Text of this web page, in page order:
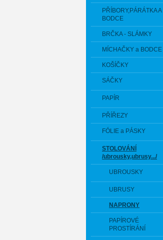
PŘÍBORY,PÁRÁTKA A
BODCE
BRČKA - SLÁMKY
MÍCHAČKY a BODCE
KOŠÍČKY
SÁČKY
PAPÍR
PŘÍŘEZY
FÓLIE a PÁSKY
STOLOVÁNÍ
/ubrousky,ubrusy.../
UBROUSKY
UBRUSY
NAPRONY
PAPÍROVÉ
PROSTÍRÁNÍ